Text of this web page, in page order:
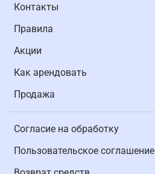
Контакты
Правила
Акции
Как арендовать
Продажа
Согласие на обработку
Пользовательское соглашение